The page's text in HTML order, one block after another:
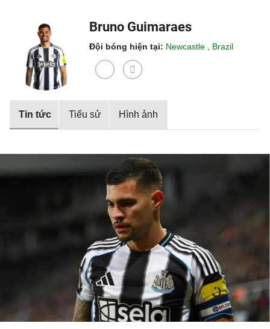
Bruno Guimaraes
Đội bóng hiện tại: Newcastle Brazil
Tin tức Tiểu sử Hình ảnh